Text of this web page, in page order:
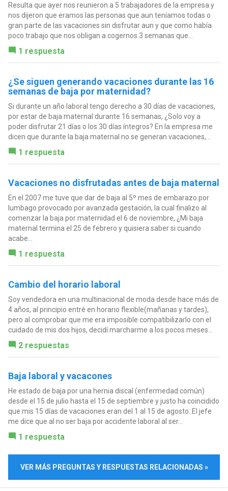
Resulta que ayer nos reunieron a 5 trabajadores de la empresa y
nos dijeron que eramos las personas que aun teníamos todas o
gran parte de las vacaciones sin disfrutar aun y que como había
poco trabajo que nos obligan a cogernos 3 semanas que...
1 respuesta
¿Se siguen generando vacaciones durante las 16
semanas de baja por maternidad?
Si durante un año laboral tengo derecho a 30 días de vacaciones,
por estar de baja maternal durante 16 semanas, ¿Solo voy a
poder disfrutar 21 días o los 30 días íntegros? En la empresa me
dicen que durante la baja maternal no se generan vacaciones,...
1 respuesta
Vacaciones no disfrutadas antes de baja maternal
En el 2007 me tuve que dar de baja al 5º mes de embarazo por
lumbago provocado por avanzada gestación, la cual finalizo al
comenzar la baja por maternidad el 6 de noviembre, ¿Mi baja
maternal termina el 25 de febrero y quisiera saber si cuando
acabe...
1 respuesta
Cambio del horario laboral
Soy vendedora en una multinacional de moda desde hace más de
4 años, al principio entré en horario flexible(mañanas y tardes),
pero al comprobar que me era imposible compatibilizarlo con el
cuidado de mis dos hijos, decidí marcharme a los pocos meses...
2 respuestas
Baja laboral y vacacones
He estado de baja por una hernia discal (enfermedad común)
desde el 15 de julio hasta el 15 de septiembre y justo ha coincidido
que mis 15 días de vacaciones eran del 1 al 15 de agosto. El jefe
me dice que al no ser baja por accidente laboral al ser...
1 respuesta
VER MÁS PREGUNTAS Y RESPUESTAS RELACIONADAS »